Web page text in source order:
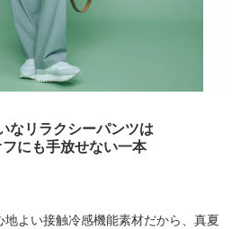
なリラクシーパンツは
にも手放せない一本
よい接触冷感機能素材だから、真夏